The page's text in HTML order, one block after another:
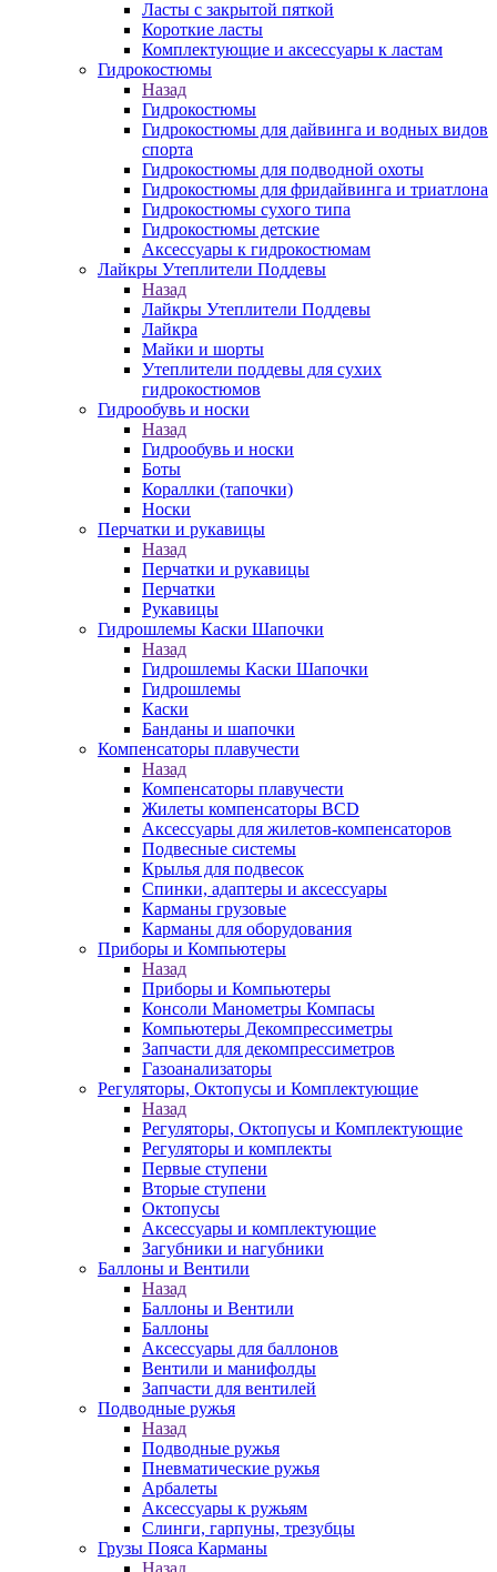
Ласты с закрытой пяткой
Короткие ласты
Комплектующие и аксессуары к ластам
Гидрокостюмы
Назад
Гидрокостюмы
Гидрокостюмы для дайвинга и водных видов
спорта
Гидрокостюмы для подводной охоты
Гидрокостюмы для фридайвинга и триатлона
Гидрокостюмы сухого типа
Гидрокостюмы детские
Аксессуары к гидрокостюмам
Лайкры Утеплители Поддевы
Назад
Лайкры Утеплители Поддевы
Лайкра
Майки и шорты
Утеплители поддевы для сухих
гидрокостюмов
Гидрообувь и носки
Назад
Гидрообувь и носки
Боты
Кораллки (тапочки)
Носки
Перчатки и рукавицы
Назад
Перчатки и рукавицы
Перчатки
Рукавицы
Гидрошлемы Каски Шапочки
Назад
Гидрошлемы Каски Шапочки
Гидрошлемы
Каски
Банданы и шапочки
Компенсаторы плавучести
Назад
Компенсаторы плавучести
Жилеты компенсаторы BCD
Аксессуары для жилетов-компенсаторов
Подвесные системы
Крылья для подвесок
Спинки, адаптеры и аксессуары
Карманы грузовые
Карманы для оборудования
Приборы и Компьютеры
Назад
Приборы и Компьютеры
Консоли Манометры Компасы
Компьютеры Декомпрессиметры
Запчасти для декомпрессиметров
Газоанализаторы
Регуляторы, Октопусы и Комплектующие
Назад
Регуляторы, Октопусы и Комплектующие
Регуляторы и комплекты
Первые ступени
Вторые ступени
Октопусы
Аксессуары и комплектующие
Загубники и нагубники
Баллоны и Вентили
Назад
Баллоны и Вентили
Баллоны
Аксессуары для баллонов
Вентили и манифолды
Запчасти для вентилей
Подводные ружья
Назад
Подводные ружья
Пневматические ружья
Арбалеты
Аксессуары к ружьям
Слинги, гарпуны, трезубцы
Грузы Пояса Карманы
Назад